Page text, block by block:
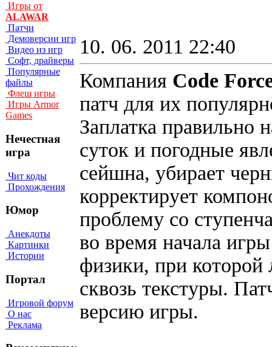
Игры от
ALAWAR
Патчи
Демоверсии игр
Видео из игр
Софт, драйверы
Популярные
файлы
Флеш игры
Игры Armor
Games
Нечестная
игра
Чит коды
Прохождения
Юмор
Анекдоты
Картинки
Истории
Портал
Игровой форум
О нас
Реклама
10. 06. 2011 22:40
Компания Code
патч для их
Заплатка правильно
суток и погодные
сейшна, убирает
корректирует
проблему со
во время начала
физики, при
сквозь текстуры.
версию игры.